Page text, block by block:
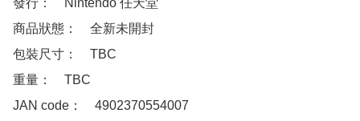
發行：　Nintendo 任天堂
商品狀態：　全新未開封
包裝尺寸：　TBC
重量：　TBC
JAN code：　4902370554007